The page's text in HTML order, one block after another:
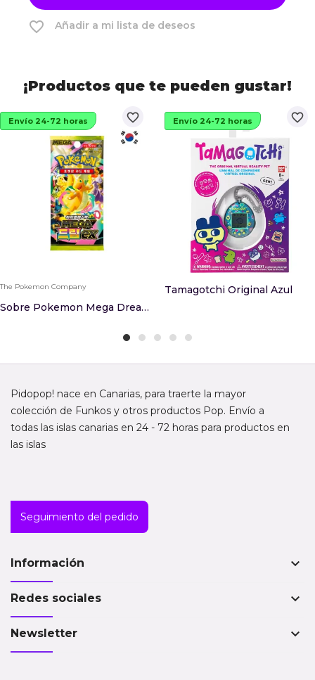
favorite_border Añadir a mi lista de deseos
¡Productos que te pueden gustar!
favorite_border
Envío 24-72 horas
The Pokemon Company
Sobre Pokemon Mega Dream Ex Coreano
favorite_border
Envío 24-72 horas
Tamagotchi Original Azul
Pidopop! nace en Canarias, para traerte la mayor
colección de Funkos y otros productos Pop. Envío a
todas las islas canarias en 24 - 72 horas para productos en
las islas
Seguimiento del pedido
Información keyboard_arrow_down
Redes sociales keyboard_arrow_down
Newsletter keyboard_arrow_down